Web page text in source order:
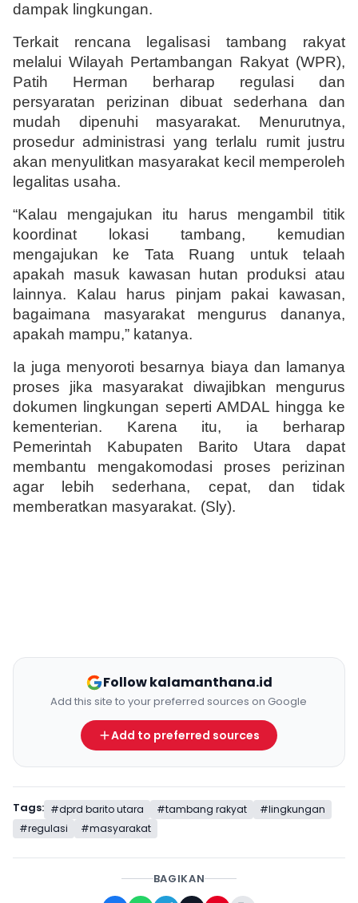
dampak lingkungan.
Terkait rencana legalisasi tambang rakyat
melalui Wilayah Pertambangan Rakyat (WPR),
Patih Herman berharap regulasi dan
persyaratan perizinan dibuat sederhana dan
mudah dipenuhi masyarakat. Menurutnya,
prosedur administrasi yang terlalu rumit justru
akan menyulitkan masyarakat kecil memperoleh
legalitas usaha.
“Kalau mengajukan itu harus mengambil titik
koordinat lokasi tambang, kemudian
mengajukan ke Tata Ruang untuk telaah
apakah masuk kawasan hutan produksi atau
lainnya. Kalau harus pinjam pakai kawasan,
bagaimana masyarakat mengurus dananya,
apakah mampu,” katanya.
Ia juga menyoroti besarnya biaya dan lamanya
proses jika masyarakat diwajibkan mengurus
dokumen lingkungan seperti AMDAL hingga ke
kementerian. Karena itu, ia berharap
Pemerintah Kabupaten Barito Utara dapat
membantu mengakomodasi proses perizinan
agar lebih sederhana, cepat, dan tidak
memberatkan masyarakat. (Sly).
Follow kalamanthana.id
Add this site to your preferred sources on Google
Add to preferred sources
Tags: #dprd barito utara #tambang rakyat
#lingkungan
#regulasi
#masyarakat
BAGIKAN